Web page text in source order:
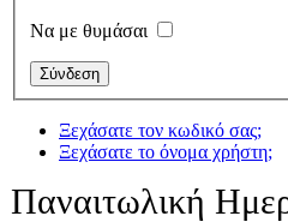
Να με θυμάσαι
Ξεχάσατε τον κωδικό σας;
Ξεχάσατε το όνομα χρήστη;
Παναιτωλική